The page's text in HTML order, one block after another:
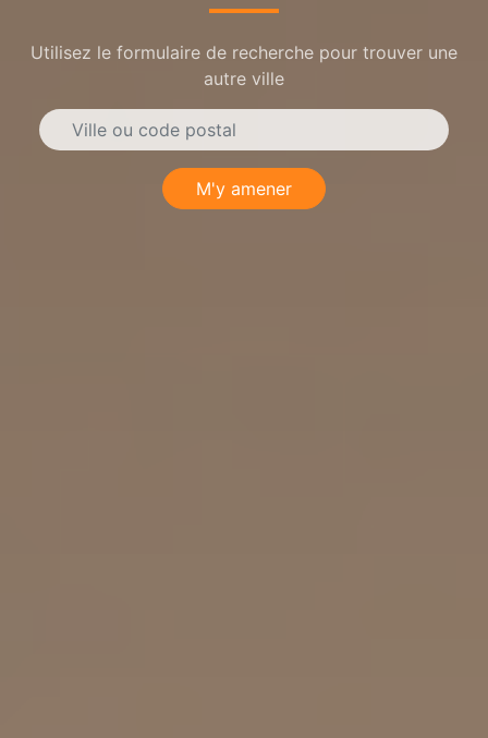
Utilisez le formulaire de recherche pour trouver une
autre ville
M'y amener